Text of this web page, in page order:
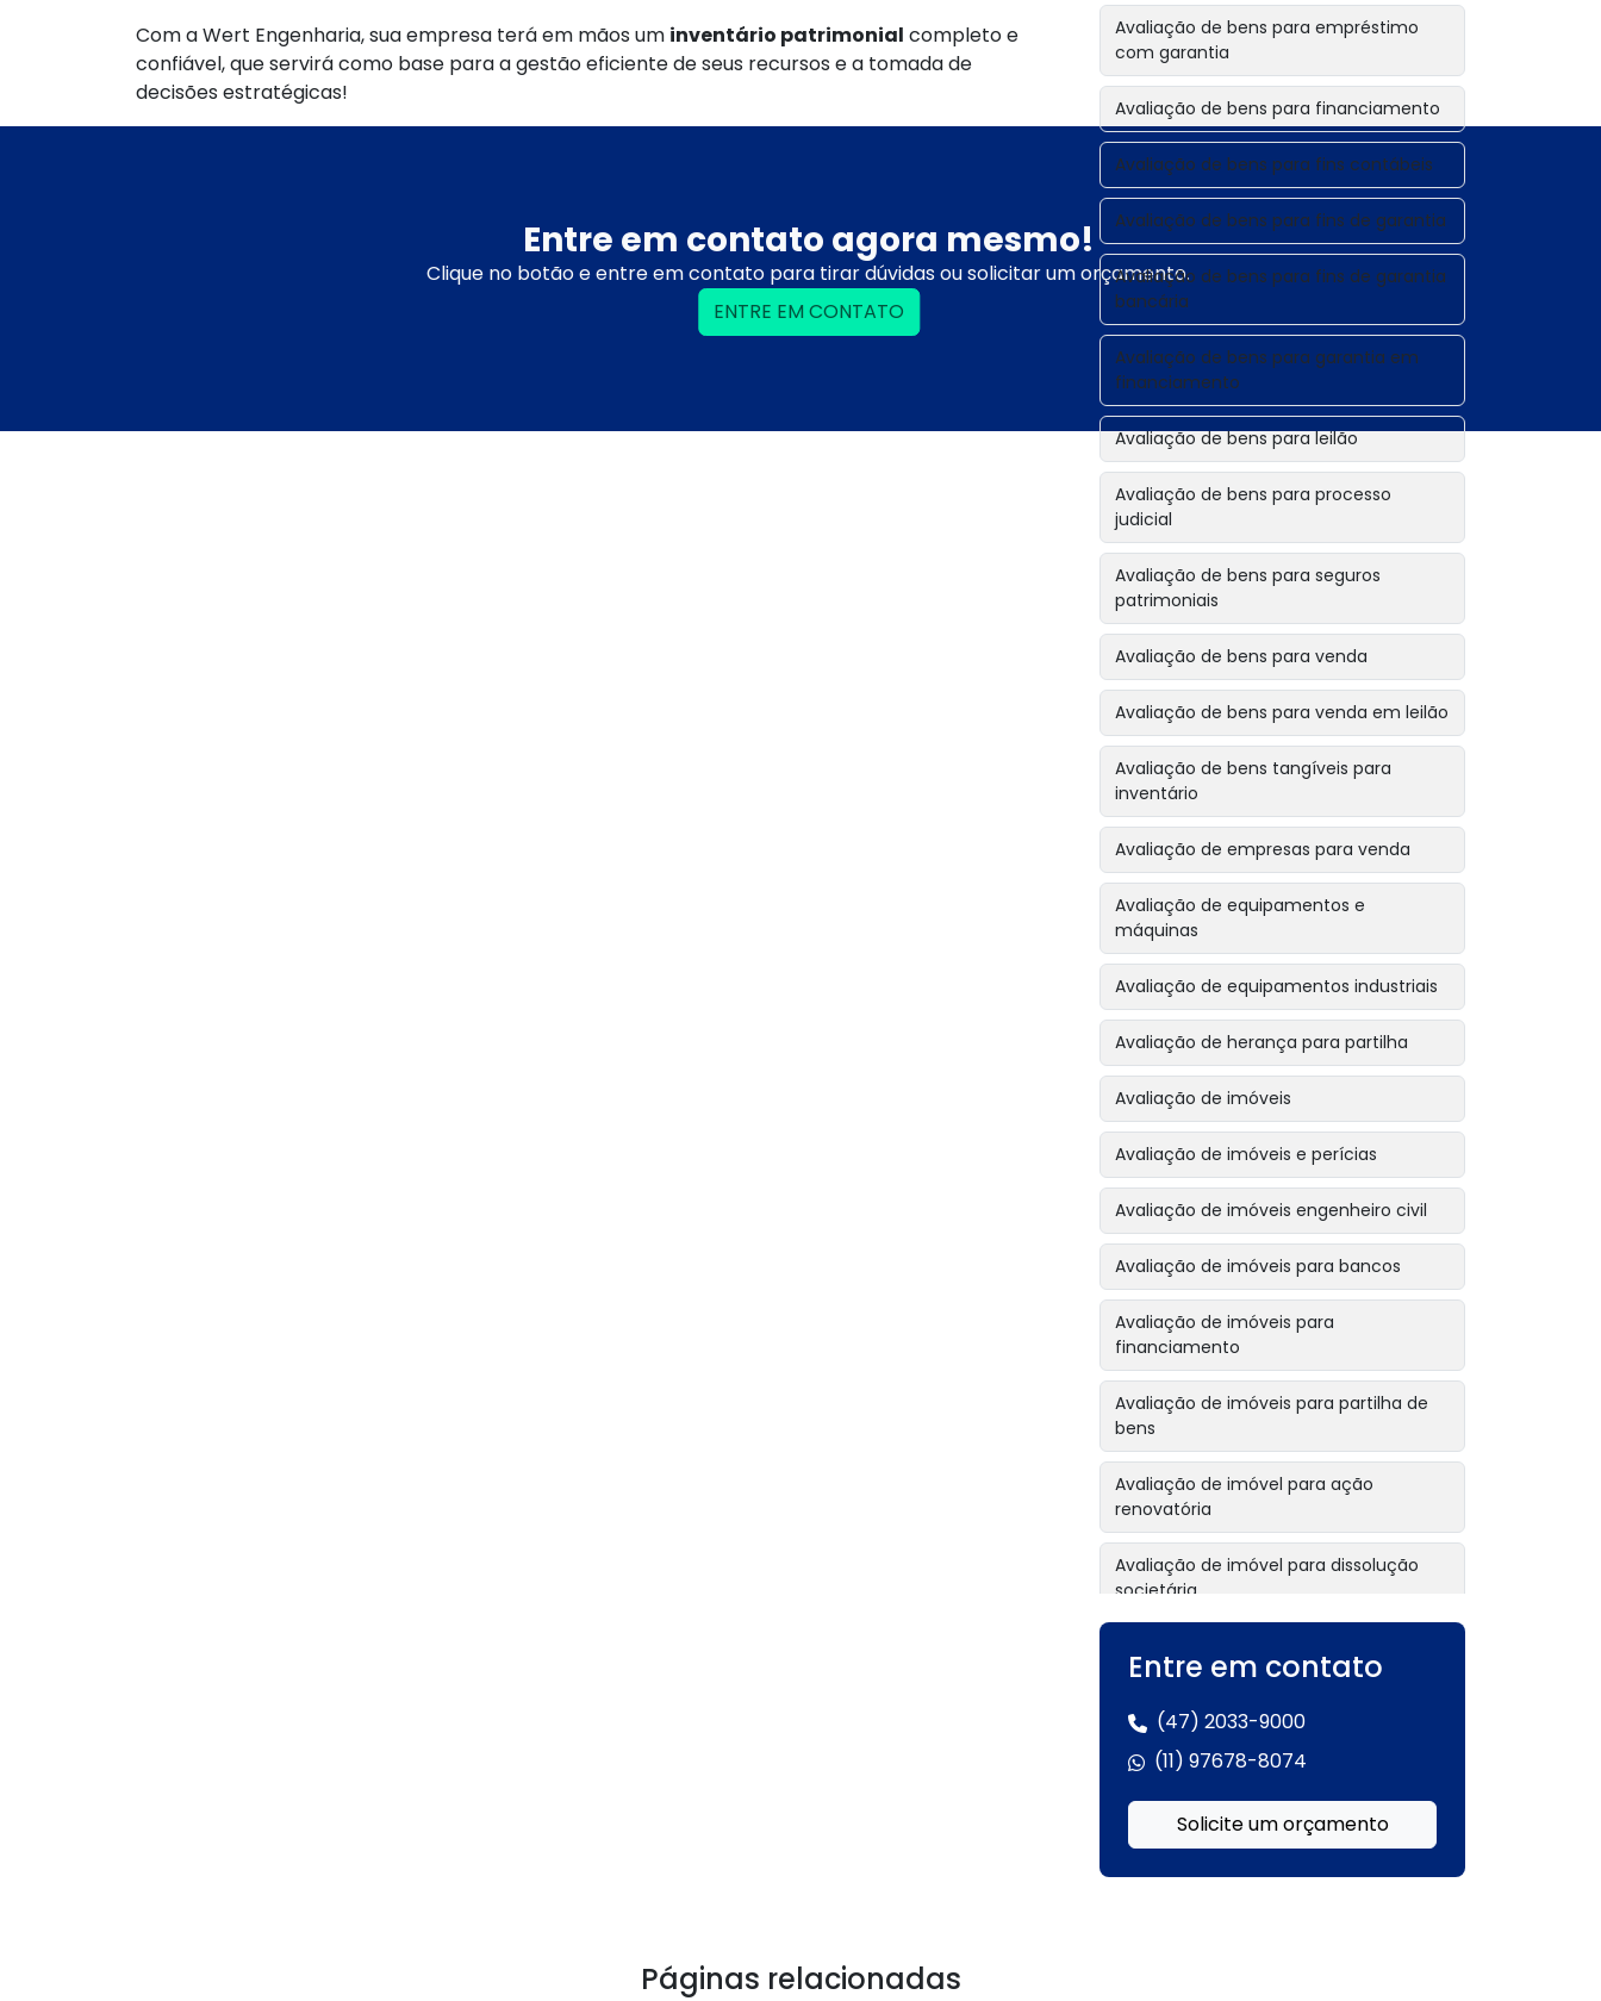
Com a Wert Engenharia, sua empresa terá em mãos um inventário patrimonial completo e
confiável, que servirá como base para a gestão eficiente de seus recursos e a tomada de
decisões estratégicas!
Entre em contato agora mesmo!
Clique no botão e entre em contato para tirar dúvidas ou solicitar um orçamento.
ENTRE EM CONTATO
Avaliação de bens para empréstimo
com garantia
Avaliação de bens para financiamento
Avaliação de bens para fins contábeis
Avaliação de bens para fins de garantia
Avaliação de bens para fins de garantia
bancária
Avaliação de bens para garantia em
financiamento
Avaliação de bens para leilão
Avaliação de bens para processo
judicial
Avaliação de bens para seguros
patrimoniais
Avaliação de bens para venda
Avaliação de bens para venda em leilão
Avaliação de bens tangíveis para
inventário
Avaliação de empresas para venda
Avaliação de equipamentos e
máquinas
Avaliação de equipamentos industriais
Avaliação de herança para partilha
Avaliação de imóveis
Avaliação de imóveis e perícias
Avaliação de imóveis engenheiro civil
Avaliação de imóveis para bancos
Avaliação de imóveis para
financiamento
Avaliação de imóveis para partilha de
bens
Avaliação de imóvel para ação
renovatória
Avaliação de imóvel para dissolução
societária
com garantia
Avaliação de imóvel para garantia
hipotecária
Avaliação de imóvel para inventário
Entre em contato
(47) 2033-9000
(11) 97678-8074
Solicite um orçamento
Páginas relacionadas